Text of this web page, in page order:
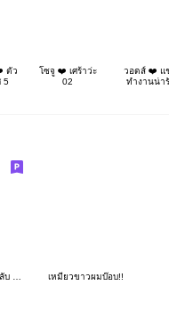
ตัว
5
โซจู ❤️ เศร้าว่ะ
02
วอดส์ ❤️ แ
ทำงานน่า
แมวสู้ชีวิต แต่ชีวิตสู้กลับ : แมวด้วง 4 เหมียวขาวผมบ๊อบ!!